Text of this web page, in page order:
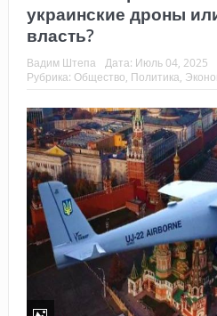
украинские дроны
власть?
Вадим Штепа Дата: Июль 04, 2025
Рубрика: Общество Политика